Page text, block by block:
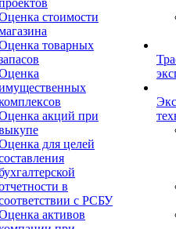
стоимости
товарных
акций при
для целей
в
с РСБУ
активов